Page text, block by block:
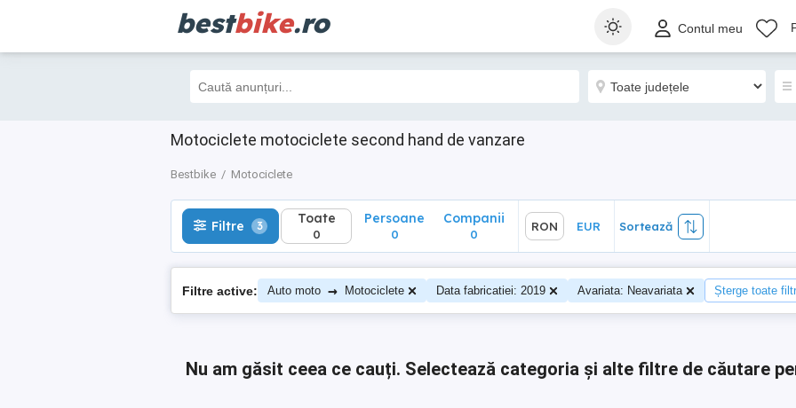
bestbike.ro Contul meu
Motociclete motociclete second hand de vanzare
Bestbike Motociclete
Filtre 3 Toate
0
Sortează
Filtre 3 Toate
0
Persoane
0
Companii
0
RON EUR Sortează
Filtre active: Auto moto → Motociclete Data fabricatiei: 2019 Avariata: Neavariata Șterge toate
Nu am găsit ceea ce cauți. Selectează categoria și alte filtre de căutare